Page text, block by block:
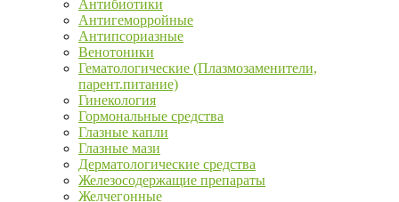
Антибиотики
Антигеморройные
Антипсориазные
Венотоники
Гематологические (Плазмозаменители,
парент.питание)
Гинекология
Гормональные средства
Глазные капли
Глазные мази
Дерматологические средства
Железосодержащие препараты
Желчегонные